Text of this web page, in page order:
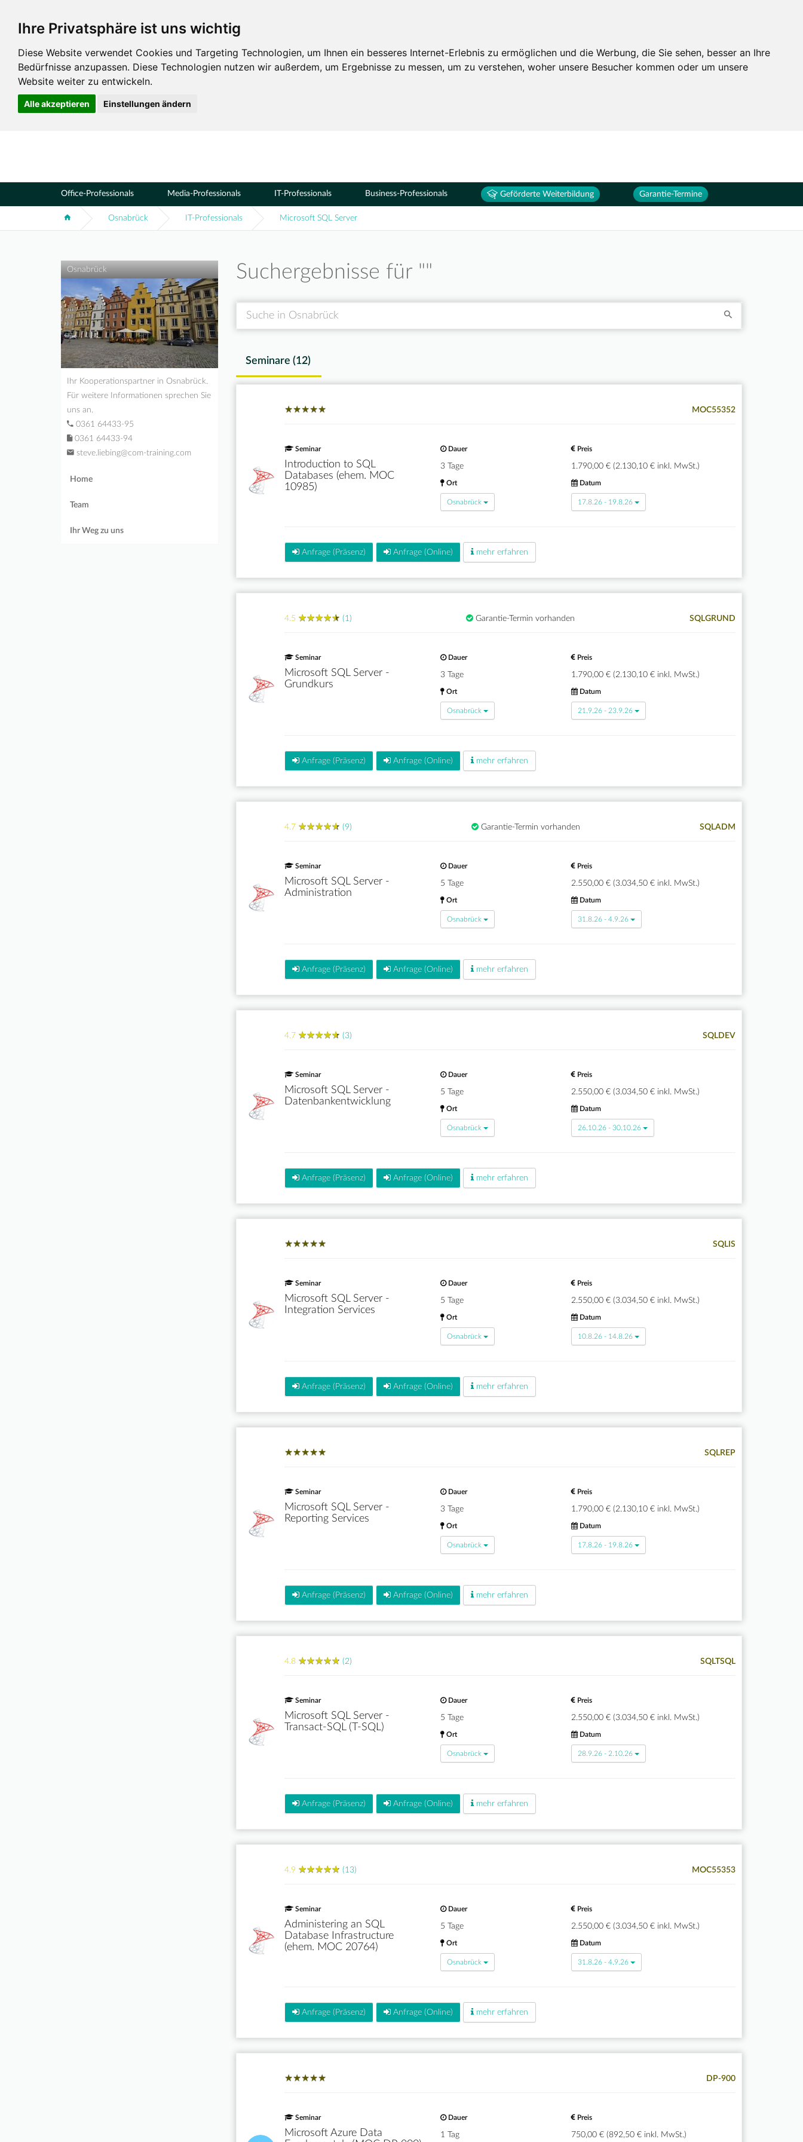
Ihre Privatsphäre ist uns wichtig
Diese Website verwendet Cookies und Targeting Technologien, um Ihnen ein besseres Internet-Erlebnis zu ermöglichen und die Werbung, die Sie sehen, besser an Ihre
Bedürfnisse anzupassen. Diese Technologien nutzen wir außerdem, um Ergebnisse zu messen, um zu verstehen, woher unsere Besucher kommen oder um unsere
Website weiter zu entwickeln.
Alle akzeptieren Einstellungen ändern
Standorte
Osnabrück
Office-Professionals Media-Professionals IT-Professionals Business-Professionals Geförderte Weiterbildung Garantie-Termine
Osnabrück IT-Professionals Microsoft SQL Server
Suchergebnisse für ""
Seminare (12)
★★★★★
★★★★★ MOC55352
Seminar
Introduction to SQL
Databases (ehem. MOC
10985)
Dauer
3 Tage
Preis
1.790,00 € (2.130,10 € inkl. MwSt.)
Ort
Osnabrück
Datum
17.8.26 - 19.8.26
Anfrage (Präsenz) Anfrage (Online) mehr erfahren
4.5 ★★★★★
★★★★★ (1) Garantie-Termin vorhanden SQLGRUND
Seminar
Microsoft SQL Server -
Grundkurs
Dauer
3 Tage
Preis
1.790,00 € (2.130,10 € inkl. MwSt.)
Ort
Osnabrück
Datum
21.9.26 - 23.9.26
Anfrage (Präsenz) Anfrage (Online) mehr erfahren
4.7 ★★★★★
★★★★★ (9) Garantie-Termin vorhanden SQLADM
Seminar
Microsoft SQL Server -
Administration
Dauer
5 Tage
Preis
2.550,00 € (3.034,50 € inkl. MwSt.)
Ort
Osnabrück
Datum
31.8.26 - 4.9.26
Anfrage (Präsenz) Anfrage (Online) mehr erfahren
4.7 ★★★★★
★★★★★ (3) SQLDEV
Seminar
Microsoft SQL Server -
Datenbankentwicklung
Dauer
5 Tage
Preis
2.550,00 € (3.034,50 € inkl. MwSt.)
Ort
Osnabrück
Datum
26.10.26 - 30.10.26
Anfrage (Präsenz) Anfrage (Online) mehr erfahren
★★★★★
★★★★★ SQLIS
Seminar
Microsoft SQL Server -
Integration Services
Dauer
5 Tage
Preis
2.550,00 € (3.034,50 € inkl. MwSt.)
Ort
Osnabrück
Datum
10.8.26 - 14.8.26
Anfrage (Präsenz) Anfrage (Online) mehr erfahren
★★★★★
★★★★★ SQLREP
Seminar
Microsoft SQL Server -
Reporting Services
Dauer
3 Tage
Preis
1.790,00 € (2.130,10 € inkl. MwSt.)
Ort
Osnabrück
Datum
17.8.26 - 19.8.26
Anfrage (Präsenz) Anfrage (Online) mehr erfahren
4.8 ★★★★★
★★★★★ (2) SQLTSQL
Seminar
Microsoft SQL Server -
Transact-SQL (T-SQL)
Dauer
5 Tage
Preis
2.550,00 € (3.034,50 € inkl. MwSt.)
Ort
Osnabrück
Datum
28.9.26 - 2.10.26
Anfrage (Präsenz) Anfrage (Online) mehr erfahren
4.9 ★★★★★
★★★★★ (13) MOC55353
Seminar
Administering an SQL
Database Infrastructure
(ehem. MOC 20764)
Dauer
5 Tage
Preis
2.550,00 € (3.034,50 € inkl. MwSt.)
Ort
Osnabrück
Datum
31.8.26 - 4.9.26
Anfrage (Präsenz) Anfrage (Online) mehr erfahren
★★★★★
★★★★★ DP-900
Seminar
Microsoft Azure Data
Dauer
1 Tag
Preis
750,00 € (892,50 € inkl. MwSt.)
Osnabrück
Ihr Kooperationspartner in Osnabrück.
Für weitere Informationen sprechen Sie
uns an.
0361 64433-95
0361 64433-94
steve.liebing@com-training.com
Home
Team
Ihr Weg zu uns